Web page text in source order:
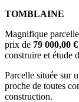
TOMBLAINE
Magnifique
prix de 79 000,00 €
construire et étude
Parcelle située sur
proche de toutes
construction.